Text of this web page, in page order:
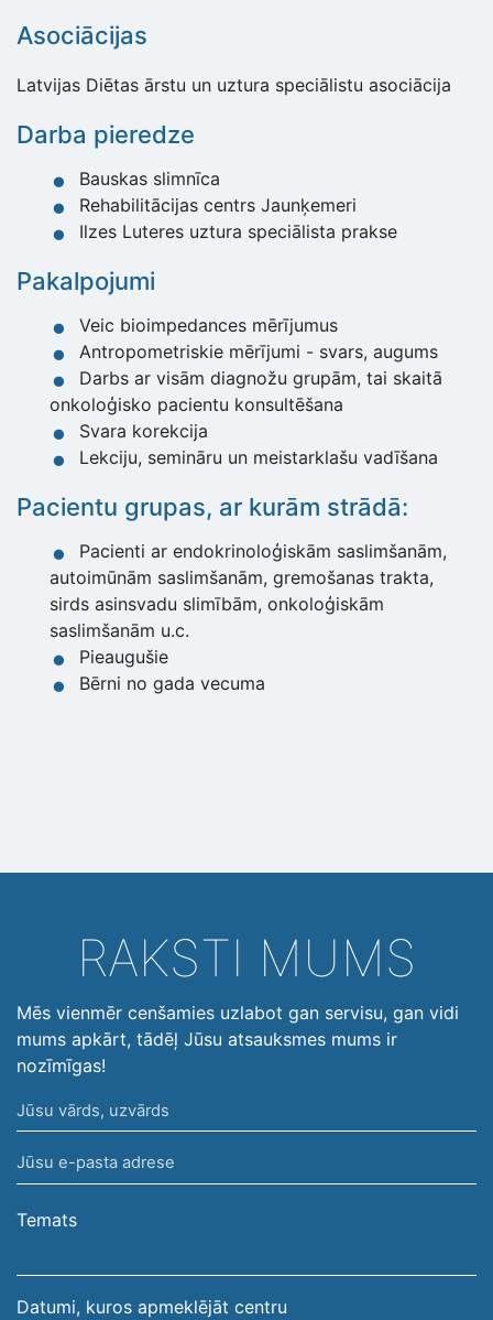
Asociācijas
Latvijas Diētas ārstu un uztura speciālistu asociācija
Darba pieredze
Bauskas slimnīca
Rehabilitācijas centrs Jaunķemeri
Ilzes Luteres uztura speciālista prakse
Pakalpojumi
Veic bioimpedances mērījumus
Antropometriskie mērījumi - svars, augums
Darbs ar visām diagnožu grupām, tai skaitā
onkoloģisko pacientu konsultēšana
Svara korekcija
Lekciju, semināru un meistarklašu vadīšana
Pacientu grupas, ar kurām strādā:
Pacienti ar endokrinoloģiskām saslimšanām,
autoimūnām saslimšanām, gremošanas trakta,
sirds asinsvadu slimībām, onkoloģiskām
saslimšanām u.c.
Pieaugušie
Bērni no gada vecuma
RAKSTI MUMS
Mēs vienmēr cenšamies uzlabot gan servisu, gan vidi
mums apkārt, tādēļ Jūsu atsauksmes mums ir
nozīmīgas!
Jūsu
vārds,
uzvārds
Jūsu
e-
pasta
Temats
Datumi, kuros apmeklējāt centru